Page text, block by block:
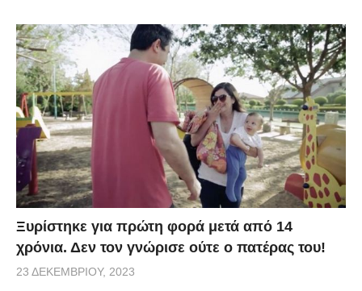
Ξυρίστηκε για πρώτη φορά μετά από 14
χρόνια. Δεν τον γνώρισε ούτε ο πατέρας του!
23 ΔΕΚΕΜΒΡΊΟΥ, 2023